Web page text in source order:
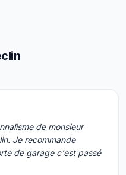
de monsieur
Je recommande
de garage c'est passé